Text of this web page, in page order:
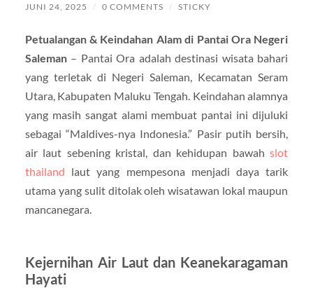
JUNI 24, 2025 / 0 COMMENTS / STICKY
Petualangan & Keindahan Alam di Pantai Ora Negeri
Saleman– Pantai Ora adalah destinasi wisata bahari
yang terletak di Negeri Saleman, Kecamatan Seram
Utara, Kabupaten Maluku Tengah. Keindahan alamnya
yang masih sangat alami membuat pantai ini dijuluki
sebagai “Maldives-nya Indonesia.” Pasir putih bersih,
air laut sebening kristal, dan kehidupan bawahslot
thailand laut yang mempesona menjadi daya tarik
utama yang sulit ditolak oleh wisatawan lokal maupun
mancanegara.
Kejernihan Air Laut dan Keanekaragaman
Hayati